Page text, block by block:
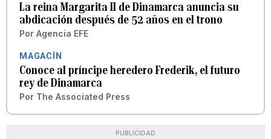
La reina Margarita II de Dinamarca anuncia su
abdicación después de 52 años en el trono
Por Agencia EFE
MAGACÍN
Conoce al príncipe heredero Frederik, el futuro
rey de Dinamarca
Por The Associated Press
PUBLICIDAD